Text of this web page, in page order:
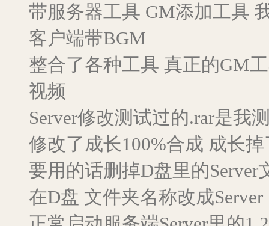
带服务器工具 GM添加工具
客户端带BGM
整合了各种工具 真正的GM
视频
Server修改测试过的.rar是我
修改了成长100%合成 成长
要用的话删掉D盘里的Server
在D盘 文件夹名称改成Server